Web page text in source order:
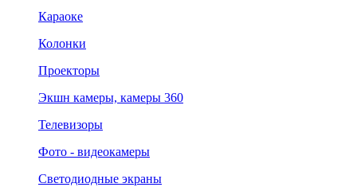
Караоке
Колонки
Проекторы
Экшн камеры, камеры 360
Телевизоры
Фото - видеокамеры
Светодиодные экраны